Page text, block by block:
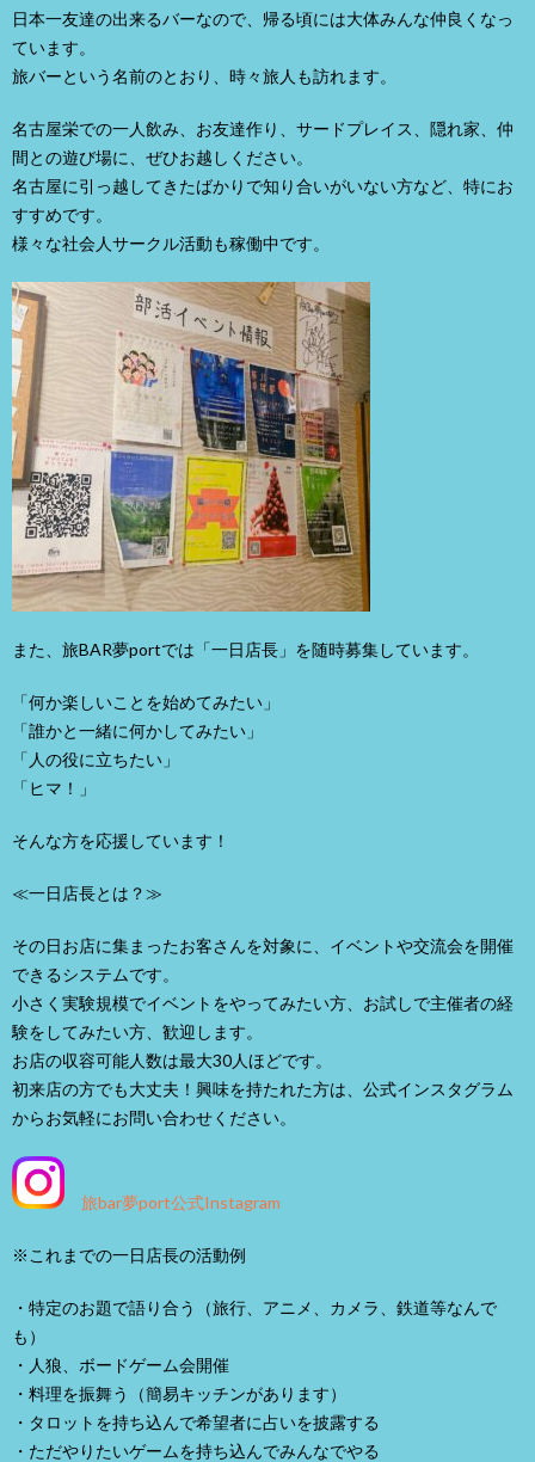
日本一友達の出来るバーなので、帰る頃には大体みんな仲良くなっ
ています。
旅バーという名前のとおり、時々旅人も訪れます。
名古屋栄での一人飲み、お友達作り、サードプレイス、隠れ家、仲
間との遊び場に、ぜひお越しください。
名古屋に引っ越してきたばかりで知り合いがいない方など、特にお
すすめです。
様々な社会人サークル活動も稼働中です。
また、旅BAR夢portでは「一日店長」を随時募集しています。
「何か楽しいことを始めてみたい」
「誰かと一緒に何かしてみたい」
「人の役に立ちたい」
「ヒマ！」
そんな方を応援しています！
≪一日店長とは？≫
その日お店に集まったお客さんを対象に、イベントや交流会を開催
できるシステムです。
小さく実験規模でイベントをやってみたい方、お試しで主催者の経
験をしてみたい方、歓迎します。
お店の収容可能人数は最大30人ほどです。
初来店の方でも大丈夫！興味を持たれた方は、公式インスタグラム
からお気軽にお問い合わせください。
旅bar夢port公式Instagram
※これまでの一日店長の活動例
・特定のお題で語り合う（旅行、アニメ、カメラ、鉄道等なんで
も）
・人狼、ボードゲーム会開催
・料理を振舞う（簡易キッチンがあります）
・タロットを持ち込んで希望者に占いを披露する
・ただやりたいゲームを持ち込んでみんなでやる